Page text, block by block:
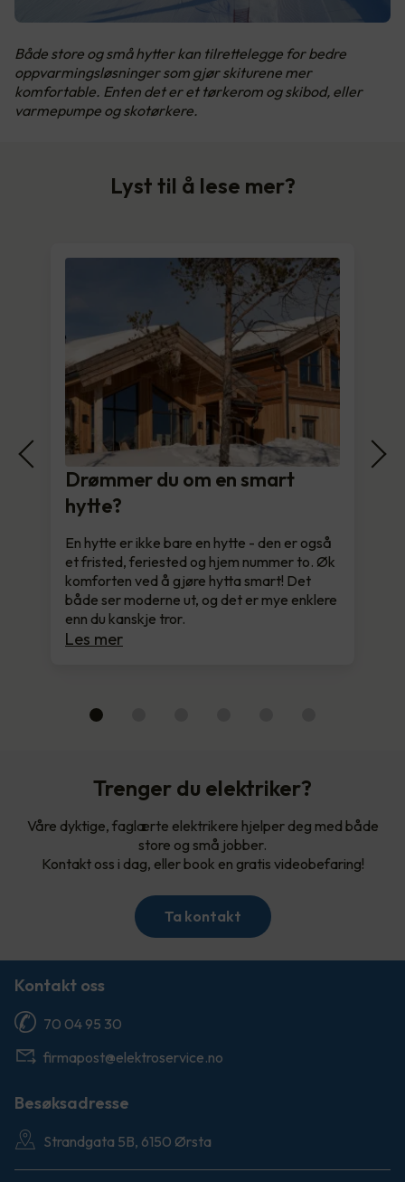
Både store og små hytter kan tilrettelegge for bedre
oppvarmingsløsninger som gjør skiturene mer
komfortable. Enten det er et tørkerom og skibod, eller
varmepumpe og skotørkere.
Lyst til å lese mer?
Drømmer du om en smart
hytte?
En hytte er ikke bare en hytte - den er også
et fristed, feriested og hjem nummer to. Øk
komforten ved å gjøre hytta smart! Det
både ser moderne ut, og det er mye enklere
enn du kanskje tror.
Les mer
Trenger du elektriker?
Våre dyktige, faglærte elektrikere hjelper deg med både
store og små jobber.
Kontakt oss i dag, eller book en gratis videobefaring!
Ta kontakt
Kontakt oss
70 04 95 30
firmapost@elektroservice.no
Besøksadresse
Strandgata 5B, 6150 Ørsta